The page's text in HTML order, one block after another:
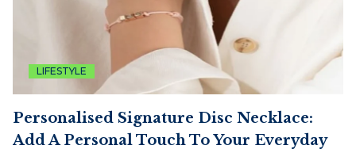
LIFESTYLE
Personalised Signature Disc Necklace:
Add A Personal Touch To Your Everyday